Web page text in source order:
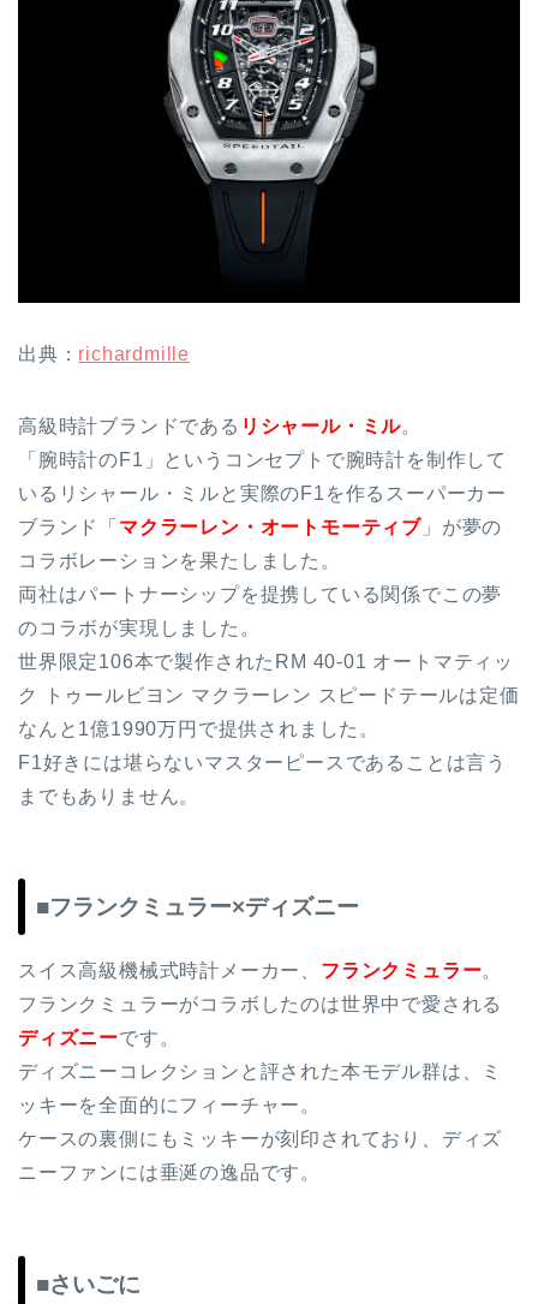
出典： richardmille
高級時計ブランドである リシャール・ミル。
「腕時計のF1」というコンセプトで腕時計を制作して
いるリシャール・ミルと実際のF1を作るスーパーカー
ブランド「 マクラーレン・オートモーティブ 」が夢の
コラボレーションを果たしました。
両社はパートナーシップを提携している関係でこの夢
のコラボが実現しました。
世界限定106本で製作されたRM 40-01 オートマティッ
ク トゥールビヨン マクラーレン スピードテールは定価
なんと1億1990万円で提供されました。
F1好きには堪らないマスターピースであることは言う
までもありません。
■フランクミュラー×ディズニー
スイス高級機械式時計メーカー、 フランクミュラー。
フランクミュラーがコラボしたのは世界中で愛される
ディズニーです。
ディズニーコレクションと評された本モデル群は、ミ
ッキーを全面的にフィーチャー。
ケースの裏側にもミッキーが刻印されており、ディズ
ニーファンには垂涎の逸品です。
■さいごに